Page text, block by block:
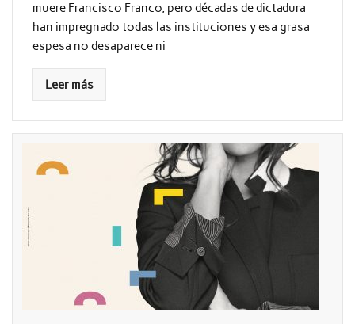
muere Francisco Franco, pero décadas de dictadura
han impregnado todas las instituciones y esa grasa
espesa no desaparece ni
Leer más